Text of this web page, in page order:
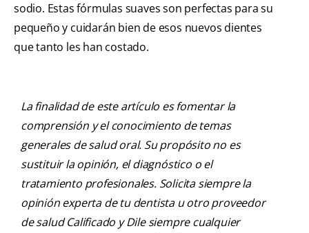
sodio. Estas fórmulas suaves son perfectas para su
pequeño y cuidarán bien de esos nuevos dientes
que tanto les han costado.
La finalidad de este artículo es fomentar la
comprensión y el conocimiento de temas
generales de salud oral. Su propósito no es
sustituir la opinión, el diagnóstico o el
tratamiento profesionales. Solicita siempre la
opinión experta de tu dentista u otro proveedor
de salud Calificado y Dile siempre cualquier